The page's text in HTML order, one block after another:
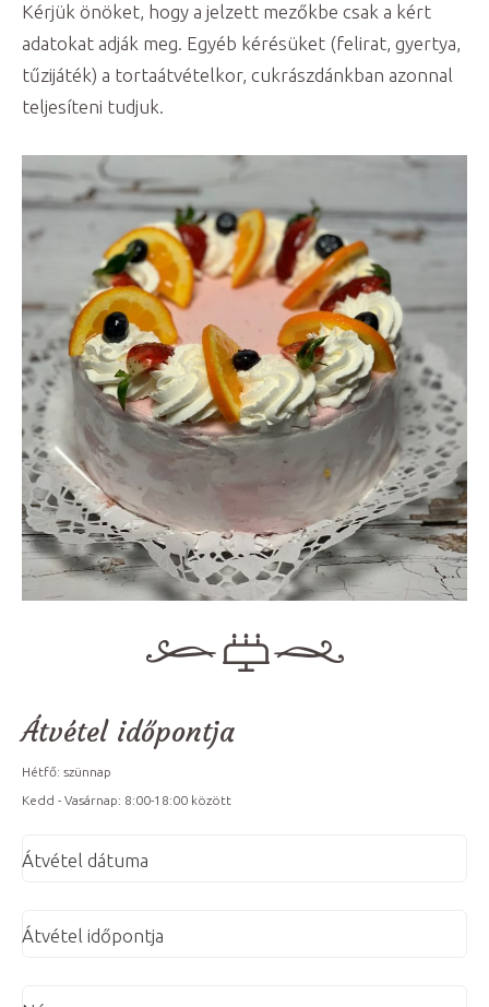
Kérjük önöket, hogy a jelzett mezőkbe csak a kért
adatokat adják meg. Egyéb kérésüket (felirat, gyertya,
tűzijáték) a tortaátvételkor, cukrászdánkban azonnal
teljesíteni tudjuk.
Átvétel időpontja
Hétfő: szünnap
Kedd - Vasárnap: 8:00-18:00 között
Átvétel dátuma
Átvétel időpontja